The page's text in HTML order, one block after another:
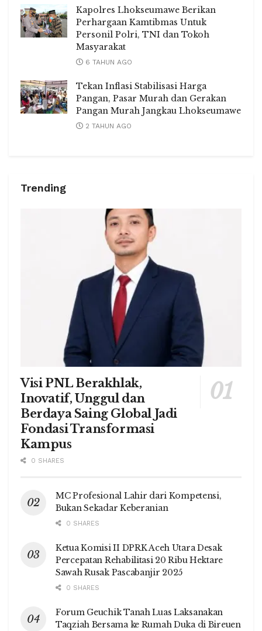
Kapolres Lhokseumawe Berikan
Perhargaan Kamtibmas Untuk
Personil Polri, TNI dan Tokoh
Masyarakat
6 TAHUN AGO
Tekan Inflasi Stabilisasi Harga
Pangan, Pasar Murah dan Gerakan
Pangan Murah Jangkau Lhokseumawe
2 TAHUN AGO
Trending
Visi PNL Berakhlak,
Inovatif, Unggul dan
Berdaya Saing Global Jadi
Fondasi Transformasi
Kampus
0 SHARES
MC Profesional Lahir dari Kompetensi,
Bukan Sekadar Keberanian
0 SHARES
Ketua Komisi II DPRK Aceh Utara Desak
Percepatan Rehabilitasi 20 Ribu Hektare
Sawah Rusak Pascabanjir 2025
0 SHARES
Forum Geuchik Tanah Luas Laksanakan
Taqziah Bersama ke Rumah Duka di Bireuen